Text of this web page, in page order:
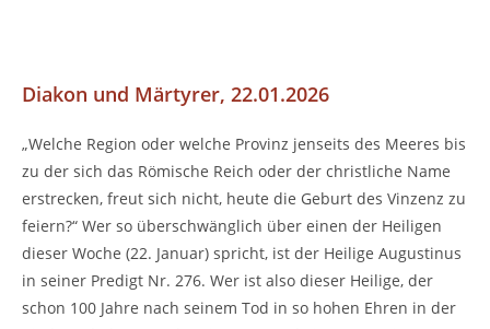
Diakon und Märtyrer, 22.01.2026
„Welche Region oder welche Provinz jenseits des Meeres bis
zu der sich das Römische Reich oder der christliche Name
erstrecken, freut sich nicht, heute die Geburt des Vinzenz zu
feiern?“ Wer so überschwänglich über einen der Heiligen
dieser Woche (22. Januar) spricht, ist der Heilige Augustinus
in seiner Predigt Nr. 276. Wer ist also dieser Heilige, der
schon 100 Jahre nach seinem Tod in so hohen Ehren in der